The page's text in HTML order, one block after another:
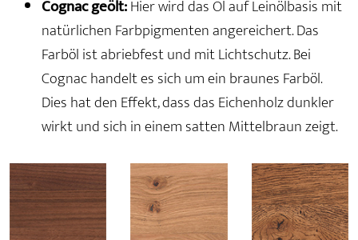
Cognac geölt:Hier wird das Öl auf Leinölbasis mit
natürlichen Farbpigmenten angereichert. Das
Farböl ist abriebfest und mit Lichtschutz. Bei
Cognac handelt es sich um ein braunes Farböl.
Dies hat den Effekt, dass das Eichenholz dunkler
wirkt und sich in einem satten Mittelbraun zeigt.